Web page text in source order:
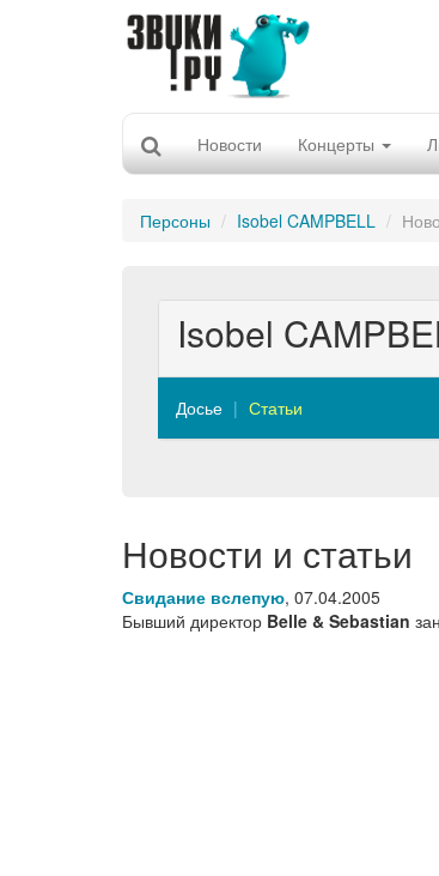
Новости Концерты
Персоны Isobel CAMPBELL
Isobel
Досье Статьи
Новости и статьи
Свидание вслепую, 07.04.2005
Бывший директор Belle & Sebastian